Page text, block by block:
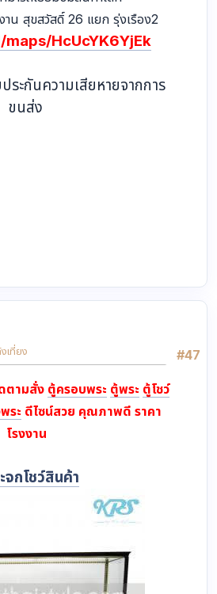
าน สุขสวัสดิ์ 26 แยก รุ่งเรือง2
HcUcYK6YjEk
ระกันความเสียหายจากการ
ขนส่ง
#47
เที่ยง
ตามสั่ง ตู้ครอบพระ ตู้พระ ตู้โชว์
ระ ดีไซน์สวย คุณภาพดี ราคา
โรงงาน
จกโชว์สินค้า